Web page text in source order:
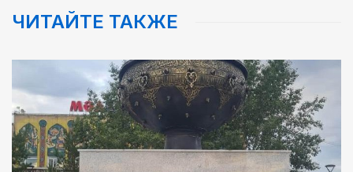
ЧИТАЙТЕ ТАКЖЕ